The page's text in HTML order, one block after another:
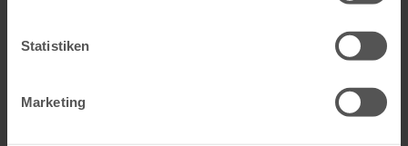
Statistiken
Marketing